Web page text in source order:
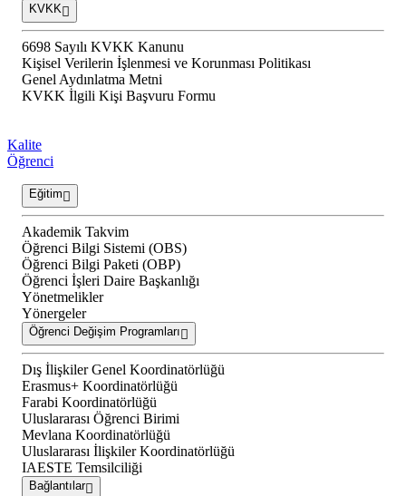
KVKK
6698 Sayılı KVKK Kanunu
Kişisel Verilerin İşlenmesi ve Korunması Politikası
Genel Aydınlatma Metni
KVKK İlgili Kişi Başvuru Formu
Kalite
Öğrenci
Eğitim
Akademik Takvim
Öğrenci Bilgi Sistemi (OBS)
Öğrenci Bilgi Paketi (OBP)
Öğrenci İşleri Daire Başkanlığı
Yönetmelikler
Yönergeler
Öğrenci Değişim Programları
Dış İlişkiler Genel Koordinatörlüğü
Erasmus+ Koordinatörlüğü
Farabi Koordinatörlüğü
Uluslararası Öğrenci Birimi
Mevlana Koordinatörlüğü
Uluslararası İlişkiler Koordinatörlüğü
IAESTE Temsilciliği
Bağlantılar